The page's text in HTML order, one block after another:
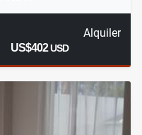
Alquiler
US$402USD